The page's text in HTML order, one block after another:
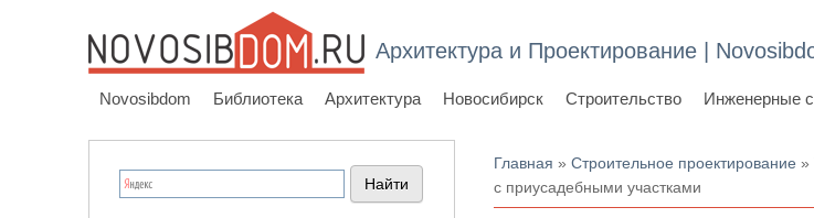
Архитектура и Проектирование |
Novosibdom Библиотека Архитектура Новосибирск Строительство Инженерные
Вы здесь
Главная »Строительное проектирование »
с приусадебными участками